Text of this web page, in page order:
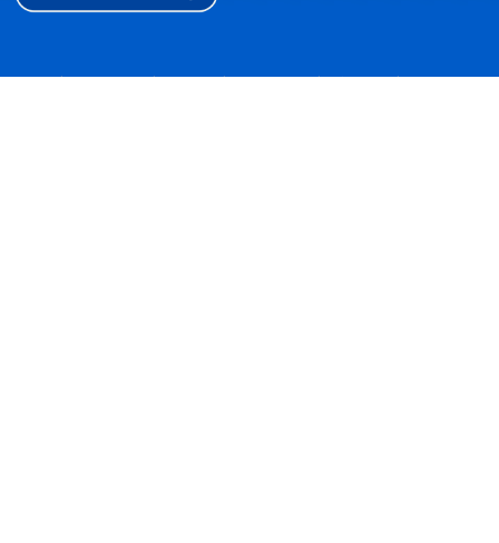
Первая | Ассоциация | Новости | Стажировка | Обучение |